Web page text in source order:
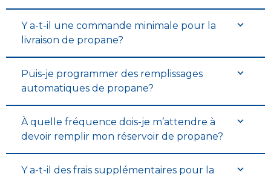
Y a-t-il une commande minimale pour la
livraison de propane?
Puis-je programmer des remplissages
automatiques de propane?
À quelle fréquence dois-je m’attendre à
devoir remplir mon réservoir de propane?
Y a-t-il des frais supplémentaires pour la